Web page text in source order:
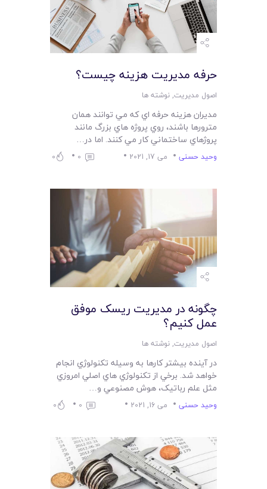
حرفه مديريت هزينه چيست؟
اصول مدیریت,نوشته ها
مديران هزينه حرفه اي که مي توانند همان
مترورها باشند، روي پروژه هاي بزرگ مانند
پروژهاي ساختماني کار مي کنند. اما در…
وحید حسنی می 17, 2021 0
0
چگونه در مديريت ريسک موفق
عمل کنيم؟
اصول مدیریت,نوشته ها
در آينده بيشتر کارها به وسيله تکنولوژي انجام
خواهد شد. برخي از تکنولوژي هاي اصلي امروزي
مثل علم رباتيک، هوش مصنوعي و…
وحید حسنی می 16, 2021 0
0